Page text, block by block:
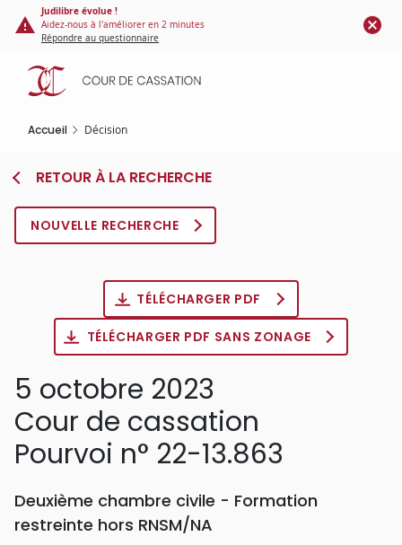
Panneau de gestion des cookies
contenu
principal
Judilibre évolue !
Aidez-nous à l'améliorer en 2 minutes
Répondre au questionnaire
Accueil Décision
RETOUR À LA RECHERCHE
NOUVELLE RECHERCHE
TÉLÉCHARGER PDF
TÉLÉCHARGER PDF SANS ZONAGE
5 octobre 2023
Cour de cassation
Pourvoi n° 22-13.863
Deuxième chambre civile - Formation
restreinte hors RNSM/NA